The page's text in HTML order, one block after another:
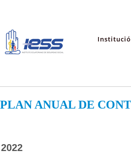
PLAN ANUAL DE
2022